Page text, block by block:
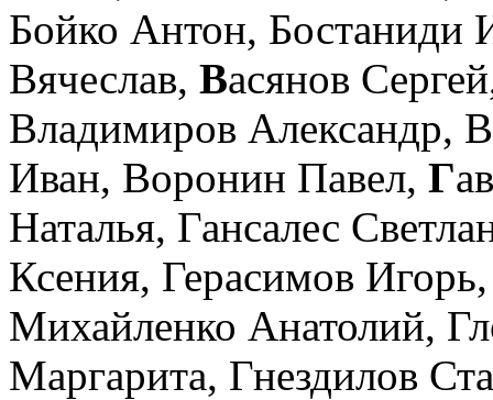
Бойко Антон, Бостаниди
Вячеслав, Васянов
Владимиров Александр,
Иван, Воронин Павел, Г
Наталья, Гансалес
Ксения, Герасимов
Михайленко Анатолий,
Маргарита, Гнездилов